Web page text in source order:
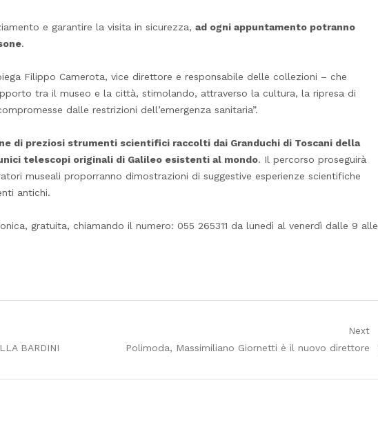
e garantire la visita in sicurezza, ad ogni appuntamento potranno
.
Filippo Camerota, vice direttore e responsabile delle collezioni – che
tra il museo e la città, stimolando, attraverso la cultura, la ripresa di
dalle restrizioni dell’emergenza sanitaria”.
di preziosi strumenti scientifici raccolti dai Granduchi di Toscani della
telescopi originali di Galileo esistenti al mondo. Il percorso proseguirà
museali proporranno dimostrazioni di suggestive esperienze scientifiche
antichi.
gratuita, chiamando il numero: 055 265311 da lunedì al venerdì dalle 9 alle
BARDINI
Next
Next
Polimoda, Massimiliano Giornetti è il nuovo direttore